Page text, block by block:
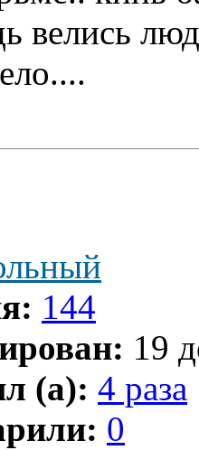
велись
144
19
(а): 4 раза
0